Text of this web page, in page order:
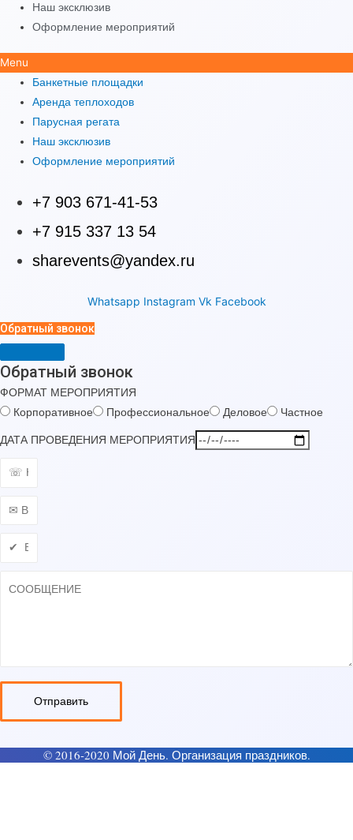
Наш эксклюзив
Оформление мероприятий
Menu
Банкетные площадки
Аренда теплоходов
Парусная регата
Наш эксклюзив
Оформление мероприятий
+7 903 671-41-53
+7 915 337 13 54
sharevents@yandex.ru
Whatsapp Instagram Vk Facebook
Обратный звонок
Обратный звонок
ФОРМАТ МЕРОПРИЯТИЯ
Корпоративное
Профессиональное Деловое Частное
ДАТА ПРОВЕДЕНИЯ МЕРОПРИЯТИЯ
Отправить
© 2016-2020 Мой День. Организация праздников.